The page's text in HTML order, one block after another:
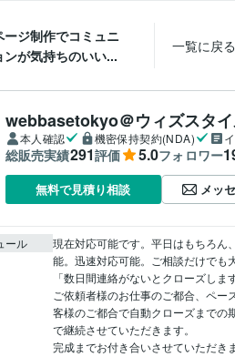
ージ制作でコミュニ
ンが気持ちのいい...
一覧に戻る
webbasetokyo＠ウィズスタ
本人確認 機密保持契約(NDA)
総販売実績291評価 5.0フォロワー
無料で見積り相談 メッ
ール
現在対応可能です。平日はもちろん
能。迅速対応可能。ご相談だけでも
「数日間連絡がないとクローズしま
ご依頼者様のお仕事のご都合、ペー
客様のご都合で自動クローズまでの
で継続させていただきます。
完成までお付き合いさせていただきま